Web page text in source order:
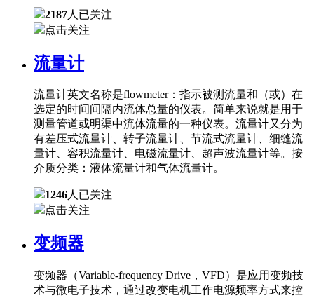
2187人已关注
点击关注
流量计
流量计英文名称是flowmeter：指示被测流量和（或）在
选定的时间间隔内流体总量的仪表。简单来说就是用于
测量管道或明渠中流体流量的一种仪表。流量计又分为
有差压式流量计、转子流量计、节流式流量计、细缝流
量计、容积流量计、电磁流量计、超声波流量计等。按
介质分类：液体流量计和气体流量计。
1246人已关注
点击关注
变频器
变频器（Variable-frequency Drive，VFD）是应用变频技
术与微电子技术，通过改变电机工作电源频率方式来控